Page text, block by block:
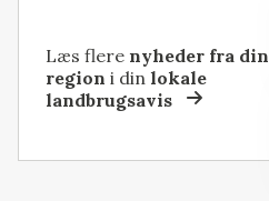
Læs flere nyheder fra din
region i dinlokale
landbrugsavis